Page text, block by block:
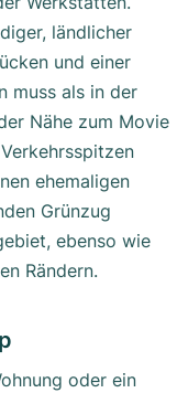
ländlicher
und einer
muss als in der
Nähe zum Movie
ehemaligen
Grünzug
ebenso wie
Rändern.
oder ein